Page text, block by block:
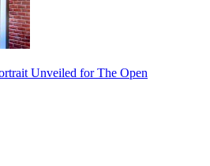
Unveiled for The Open